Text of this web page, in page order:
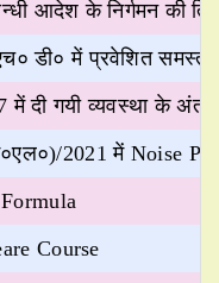
आदेश के निर्गमन की
डी० में प्रवेशित समस्त
में दी गयी व्यवस्था के
2021 में Noise
Course